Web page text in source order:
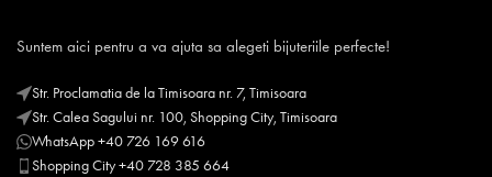
Suntem aici pentru a va ajuta sa alegeti bijuteriile perfecte!
Str. Proclamatia de la Timisoara nr. 7, Timisoara
Str. Calea Sagului nr. 100, Shopping City, Timisoara
WhatsApp +40 726 169 616
Shopping City +40 728 385 664